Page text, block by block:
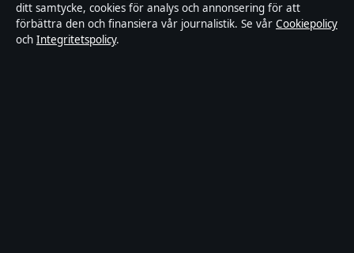
Rättelsepolicy
ditt samtycke, cookies för analys och annonsering för att
förbättra den och finansiera vår journalistik. Se vår Cookiepolicy
och Integritetspolicy.